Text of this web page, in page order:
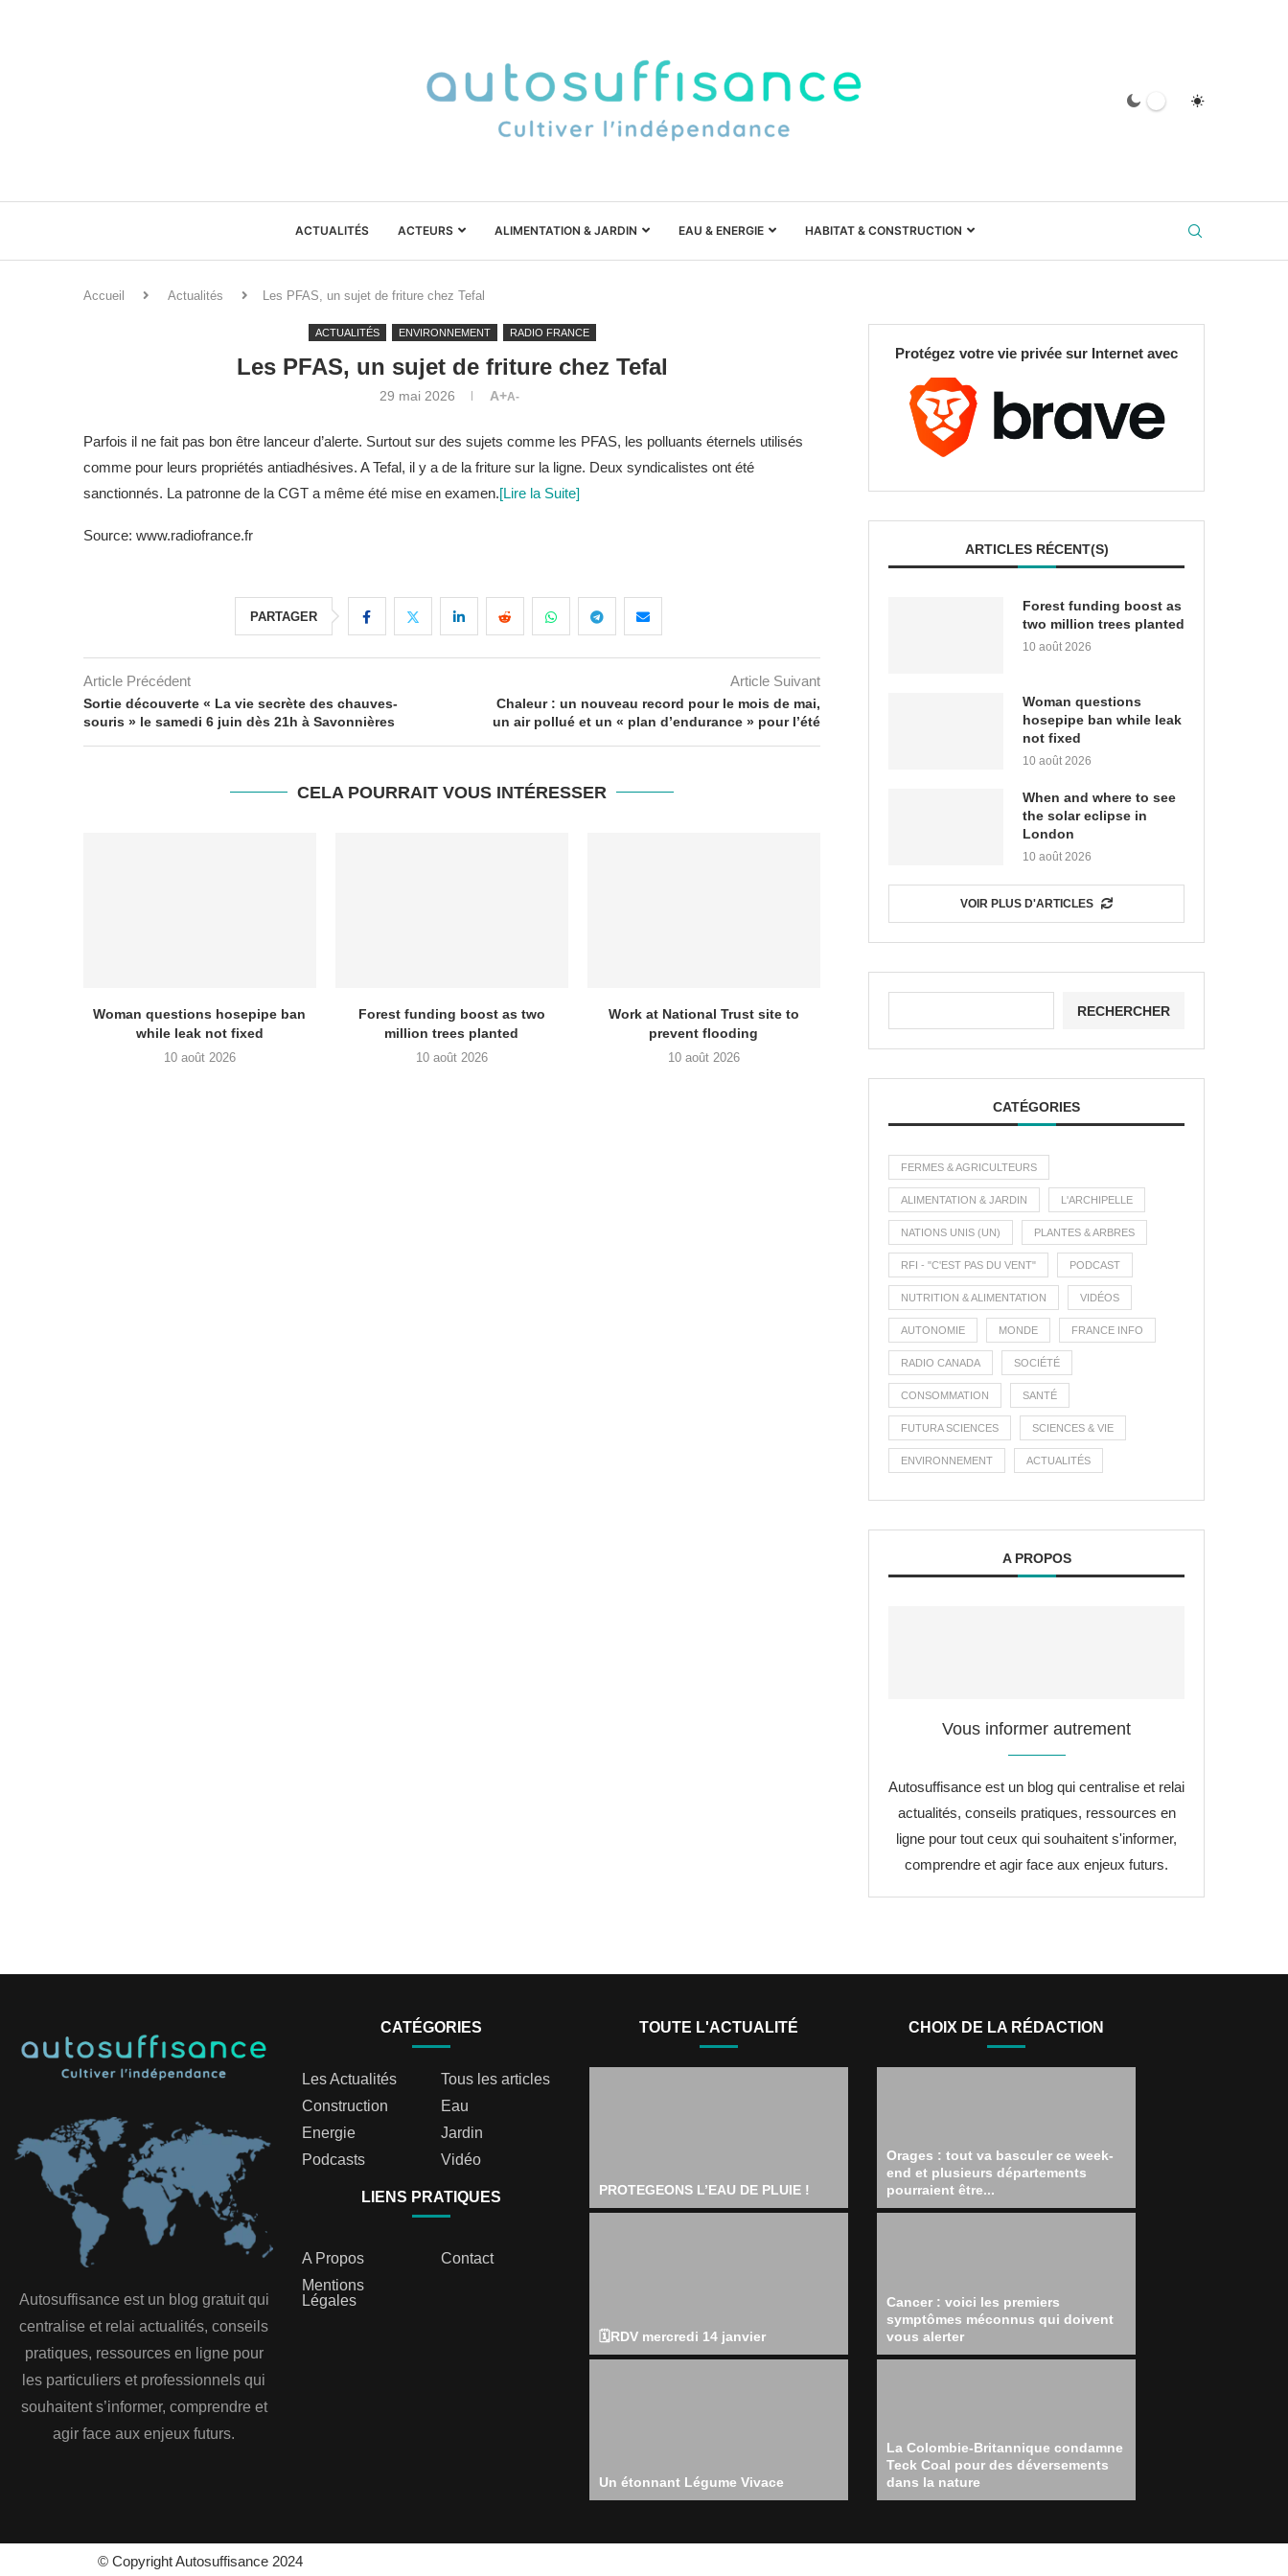
ACTUALITÉS ACTEURS ALIMENTATION & JARDIN EAU & ENERGIE HABITAT & CONSTRUCTION
Accueil Actualités Les PFAS, un sujet de friture chez Tefal
ACTUALITÉS ENVIRONNEMENT RADIO FRANCE
Les PFAS, un sujet de friture chez Tefal
29 mai 2026 A+A-
Parfois il ne fait pas bon être lanceur d’alerte. Surtout sur des sujets comme les PFAS, les polluants éternels utilisés
comme pour leurs propriétés antiadhésives. A Tefal, il y a de la friture sur la ligne. Deux syndicalistes ont été
sanctionnés. La patronne de la CGT a même été mise en examen.[Lire la Suite]
Source: www.radiofrance.fr
PARTAGER
Article Précédent
Sortie découverte « La vie secrète des chauves-
souris » le samedi 6 juin dès 21h à Savonnières
Article Suivant
Chaleur : un nouveau record pour le mois de mai,
un air pollué et un « plan d’endurance » pour l’été
CELA POURRAIT VOUS INTÉRESSER
Woman questions hosepipe ban
while leak not fixed
10 août 2026
Forest funding boost as two
million trees planted
10 août 2026
Work at National Trust site to
prevent flooding
10 août 2026
Protégez votre vie privée sur Internet avec
ARTICLES RÉCENT(S)
Forest funding boost as
two million trees planted
10 août 2026
Woman questions
hosepipe ban while leak
not fixed
10 août 2026
When and where to see
the solar eclipse in
London
10 août 2026
VOIR PLUS D'ARTICLES
RECHERCHER
CATÉGORIES
FERMES & AGRICULTEURS
ALIMENTATION & JARDIN L'ARCHIPELLE
NATIONS UNIS (UN) PLANTES & ARBRES
RFI - "C'EST PAS DU VENT" PODCAST
NUTRITION & ALIMENTATION VIDÉOS
AUTONOMIE MONDE FRANCE INFO
RADIO CANADA SOCIÉTÉ
CONSOMMATION SANTÉ
FUTURA SCIENCES SCIENCES & VIE
ENVIRONNEMENT ACTUALITÉS
A PROPOS
Vous informer autrement
Autosuffisance est un blog qui centralise et relai
actualités, conseils pratiques, ressources en
ligne pour tout ceux qui souhaitent s'informer,
comprendre et agir face aux enjeux futurs.
Autosuffisance est un blog gratuit qui
centralise et relai actualités, conseils
pratiques, ressources en ligne pour
les particuliers et professionnels qui
souhaitent s’informer, comprendre et
agir face aux enjeux futurs.
CATÉGORIES
Les Actualités
Tous les articles
Construction
Eau
Energie
Jardin
Podcasts
Vidéo
LIENS PRATIQUES
A Propos
Contact
Mentions
Légales
TOUTE L'ACTUALITÉ
PROTEGEONS L’EAU DE PLUIE !
🗓️RDV mercredi 14 janvier
Un étonnant Légume Vivace
CHOIX DE LA RÉDACTION
Orages : tout va basculer ce week-
end et plusieurs départements
pourraient être...
Cancer : voici les premiers
symptômes méconnus qui doivent
vous alerter
La Colombie-Britannique condamne
Teck Coal pour des déversements
dans la nature
© Copyright Autosuffisance 2024